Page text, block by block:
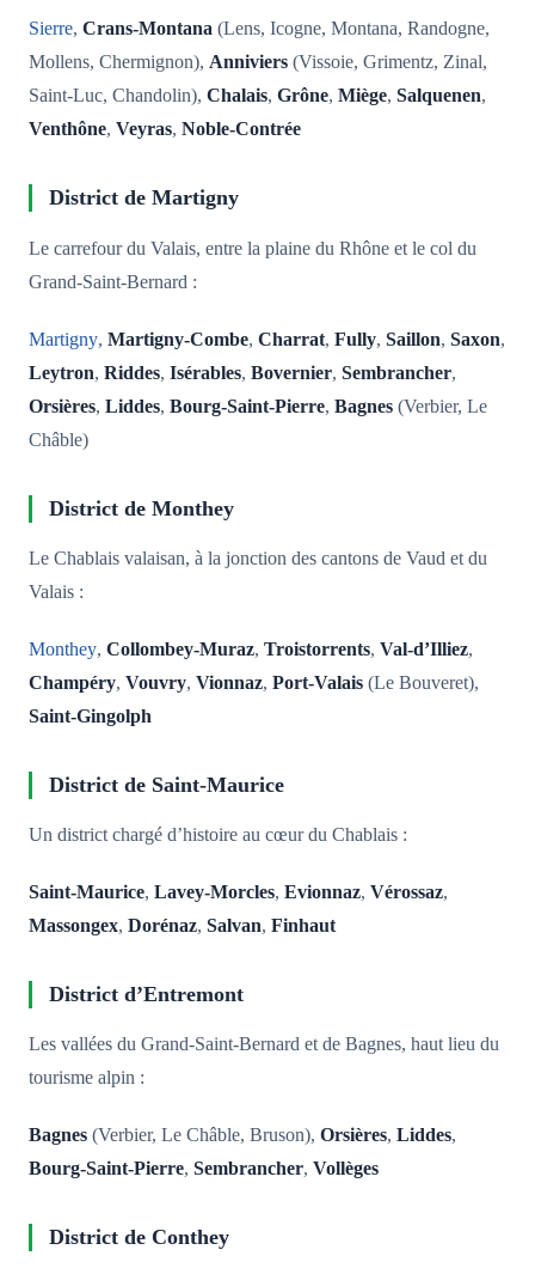
Sierre, Crans-Montana (Lens, Icogne, Montana, Randogne,
Mollens, Chermignon), Anniviers (Vissoie, Grimentz, Zinal,
Saint-Luc, Chandolin), Chalais, Grône, Miège, Salquenen,
Venthône, Veyras, Noble-Contrée
District de Martigny
Le carrefour du Valais, entre la plaine du Rhône et le col du
Grand-Saint-Bernard :
Martigny, Martigny-Combe, Charrat, Fully, Saillon, Saxon,
Leytron, Riddes, Isérables, Bovernier, Sembrancher,
Orsières, Liddes, Bourg-Saint-Pierre, Bagnes (Verbier, Le
Châble)
District de Monthey
Le Chablais valaisan, à la jonction des cantons de Vaud et du
Valais :
Monthey, Collombey-Muraz, Troistorrents, Val-d’Illiez,
Champéry, Vouvry, Vionnaz, Port-Valais (Le Bouveret),
Saint-Gingolph
District de Saint-Maurice
Un district chargé d’histoire au cœur du Chablais :
Saint-Maurice, Lavey-Morcles, Evionnaz, Vérossaz,
Massongex, Dorénaz, Salvan, Finhaut
District d’Entremont
Les vallées du Grand-Saint-Bernard et de Bagnes, haut lieu du
tourisme alpin :
Bagnes (Verbier, Le Châble, Bruson), Orsières, Liddes,
Bourg-Saint-Pierre, Sembrancher, Vollèges
District de Conthey